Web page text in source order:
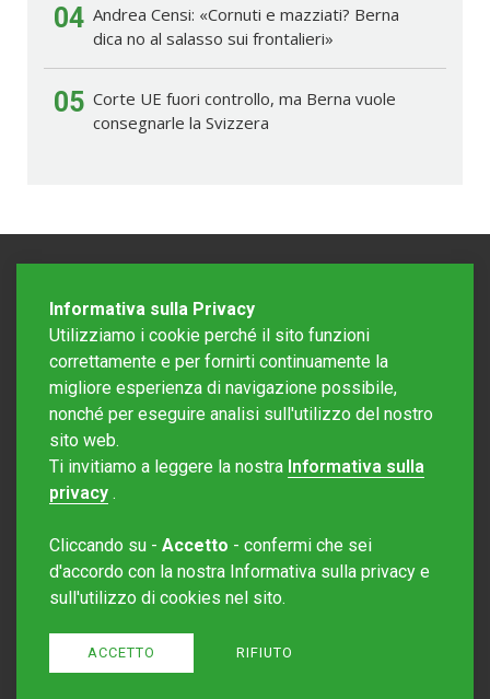
04 Andrea Censi: «Cornuti e mazziati? Berna
dica no al salasso sui frontalieri»
05 Corte UE fuori controllo, ma Berna vuole
consegnarle la Svizzera
Editore Rotostampa SA
Sito creato daRedesign
Informativa sulla Privacy
Utilizziamo i cookie perché il sito funzioni
correttamente e per fornirti continuamente la
migliore esperienza di navigazione possibile,
nonché per eseguire analisi sull'utilizzo del nostro
sito web.
Ti invitiamo a leggere la nostra Informativa sulla
privacy .
Cliccando su - Accetto - confermi che sei
d'accordo con la nostra Informativa sulla privacy e
sull'utilizzo di cookies nel sito.
ACCETTO RIFIUTO